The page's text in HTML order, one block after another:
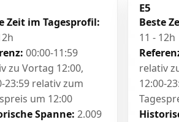
Zeit im Tagesprofil:
00:00-11:59
zu Vortag 12:00,
23:59 relativ zum
um 12:00
Spanne: 2.009
E5
Beste
11 - 12h
relativ
12:00-